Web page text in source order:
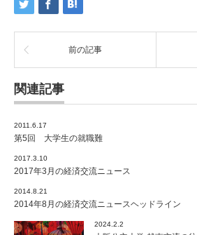
前の記事
関連記事
2011.6.17
第5回 大学生の就職難
2017.3.10
2017年3月の経済交流ニュース
2014.8.21
2014年8月の経済交流ニュースヘッドライン
2024.2.2